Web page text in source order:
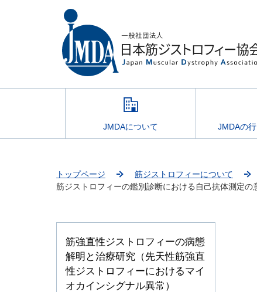
JMDAについて JMDAの
トップページ 筋ジストロフィーについて
筋ジストロフィーの鑑別診断における自己抗体測定の
筋強直性ジストロフィーの病態
解明と治療研究（先天性筋強直
性ジストロフィーにおけるマイ
オカインシグナル異常）